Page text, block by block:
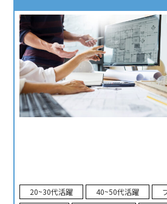
20~30代活躍 40~50代活躍